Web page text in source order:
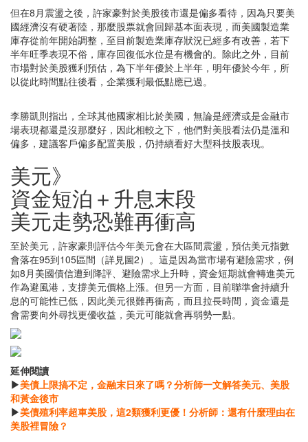
但在8月震盪之後，許家豪對於美股後市還是偏多看待，因為只要美
國經濟沒有硬著陸，那麼股票就會回歸基本面表現，而美國製造業
庫存從前年開始調整，至目前製造業庫存狀況已經多有改善，若下
半年旺季表現不俗，庫存回復低水位是有機會的。除此之外，目前
市場對於美股獲利預估，為下半年優於上半年，明年優於今年，所
以從此時間點往後看，企業獲利最低點應已過。
李勝凱則指出，全球其他國家相比於美國，無論是經濟或是金融市
場表現都還是沒那麼好，因此相較之下，他們對美股看法仍是溫和
偏多，建議客戶偏多配置美股，仍持續看好大型科技股表現。
美元》
資金短泊＋升息末段
美元走勢恐難再衝高
至於美元，許家豪則評估今年美元會在大區間震盪，預估美元指數
會落在95到105區間（詳見圖2）。這是因為當市場有避險需求，例
如8月美國債信遭到降評、避險需求上升時，資金短期就會轉進美元
作為避風港，支撐美元價格上漲。但另一方面，目前聯準會持續升
息的可能性已低，因此美元很難再衝高，而且拉長時間，資金還是
會需要向外尋找更優收益，美元可能就會再弱勢一點。
延伸閱讀
▶美債上限搞不定，金融末日來了嗎？分析師一文解答美元、美股
和黃金後市
▶美債殖利率超車美股，這2類獲利更優！分析師：還有什麼理由在
美股裡冒險？